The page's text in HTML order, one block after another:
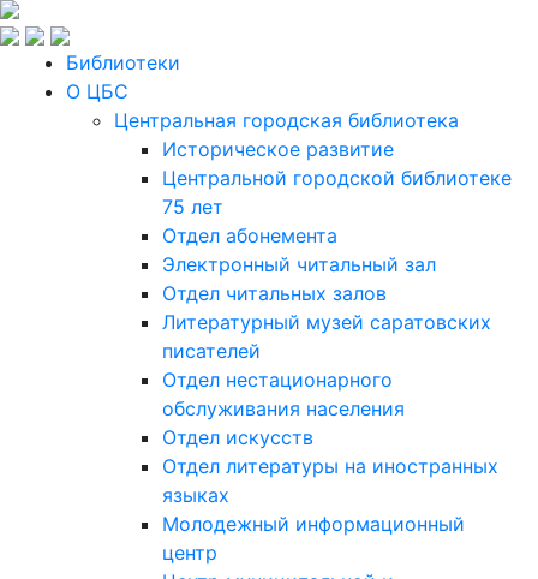
Библиотеки
О ЦБС
Центральная городская библиотека
Историческое развитие
Центральной городской библиотеке
75 лет
Отдел абонемента
Электронный читальный зал
Отдел читальных залов
Литературный музей саратовских
писателей
Отдел нестационарного
обслуживания населения
Отдел искусств
Отдел литературы на иностранных
языках
Молодежный информационный
центр